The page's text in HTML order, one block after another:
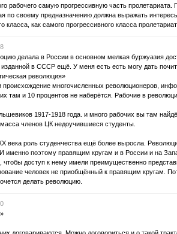
рабочего самую прогрессивную часть пролетариата.
по своему предназначению должна выражать
класса, как самого прогрессивного класса
делала в России в основном мелкая буржуазия
в СССР ещё. У меня есть есть могу дать
революция»
происхождение многочисленных революционеров,
там и 10 процентов не наберётся. Рабочие в
1917-1918 года. и много рабочих вы там
членов ЦК недоучившиеся студенты.
века роль студенчества ещё более выросла.
именно поэтому правящим кругам и в России и на
чтобы доступ к нему имели преимущественно
человек не приобщённый к правящим кругам.
делать революцию.